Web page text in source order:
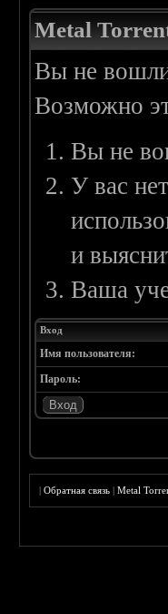
Metal
Вы не вошли
Возможно
Вы не
У вас
и
Ваша
Вход
Имя пользователя:
Пароль:
|Обратная связь |Metal